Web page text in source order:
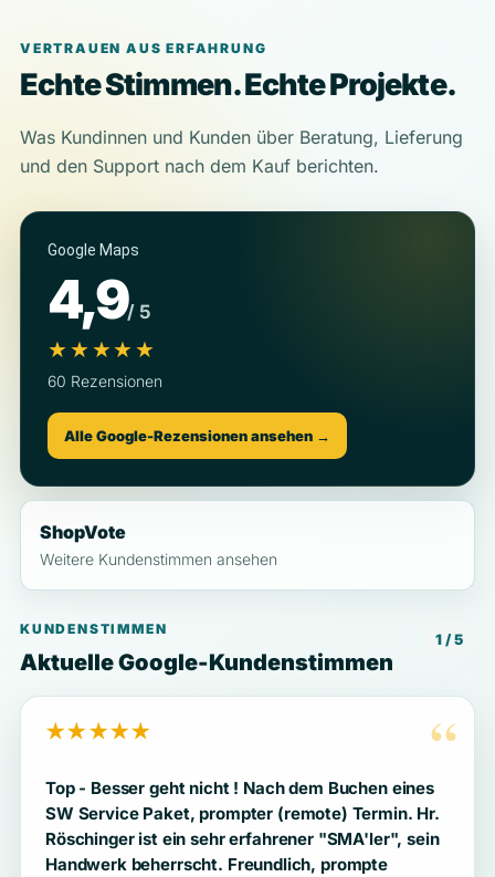
VERTRAUEN AUS ERFAHRUNG
Echte Stimmen. Echte Projekte.
Was Kundinnen und Kunden über Beratung, Lieferung
und den Support nach dem Kauf berichten.
Google Maps
4,9/ 5
★★★★★
60 Rezensionen
Alle Google-Rezensionen ansehen →
ShopVote
Weitere Kundenstimmen ansehen
KUNDENSTIMMEN
Aktuelle Google-Kundenstimmen
1 / 5
“
★★★★★
Top - Besser geht nicht ! Nach dem Buchen eines
SW Service Paket, prompter (remote) Termin. Hr.
Röschinger ist ein sehr erfahrener "SMA'ler", sein
Handwerk beherrscht. Freundlich, prompte